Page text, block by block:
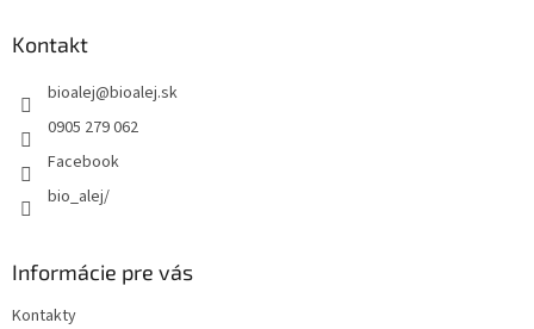
Kontakt
bioalej@bioalej.sk
0905 279 062
Facebook
bio_alej/
Informácie pre vás
Kontakty